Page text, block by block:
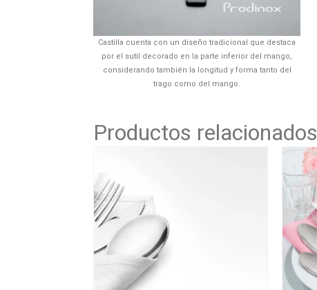
Castilla cuenta con un diseño tradicional que destaca
por el sutil decorado en la parte inferior del mango,
considerando también la longitud y forma tanto del
trago como del mango.
Productos relacionados